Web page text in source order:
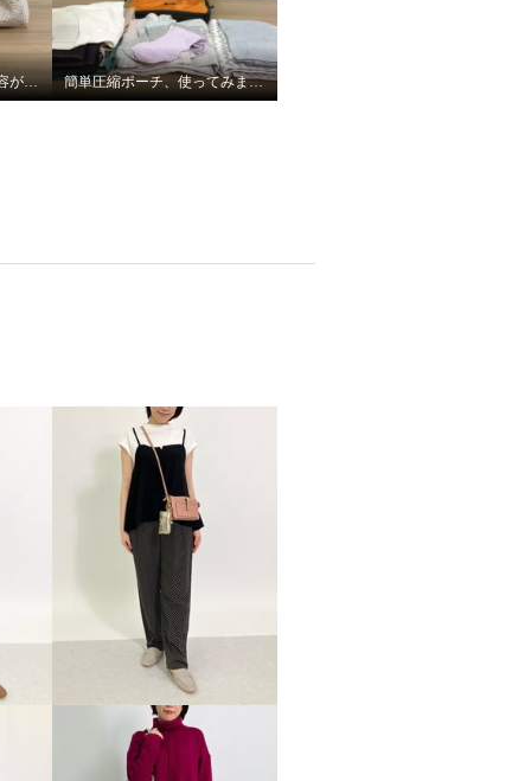
使い方無限大！セット内容がすごい！ 簡単圧縮ポーチ、使ってみました！